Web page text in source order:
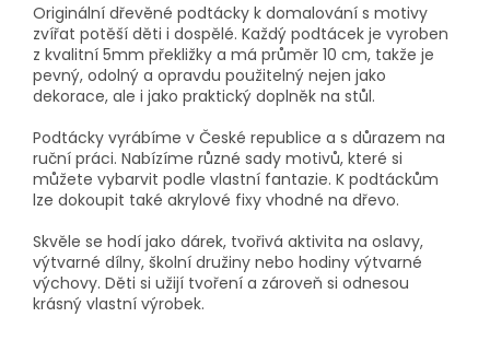
Originální dřevěné podtácky k domalování s motivy
zvířat potěší děti i dospělé. Každý podtácek je vyroben
z kvalitní 5mm překližky a má průměr 10 cm, takže je
pevný, odolný a opravdu použitelný nejen jako
dekorace, ale i jako praktický doplněk na stůl.
Podtácky vyrábíme v České republice a s důrazem na
ruční práci. Nabízíme různé sady motivů, které si
můžete vybarvit podle vlastní fantazie. K podtáckům
lze dokoupit také akrylové fixy vhodné na dřevo.
Skvěle se hodí jako dárek, tvořivá aktivita na oslavy,
výtvarné dílny, školní družiny nebo hodiny výtvarné
výchovy. Děti si užijí tvoření a zároveň si odnesou
krásný vlastní výrobek.